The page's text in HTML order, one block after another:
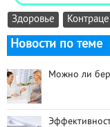
Здоровье
Новости по теме
Можно ли